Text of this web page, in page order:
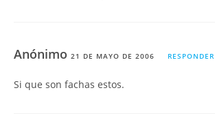
Anónimo 21 DE MAYO DE 2006 RESPONDER
Si que son fachas estos.